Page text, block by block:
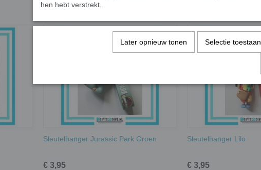
Sleutelhanger Jurassic Park Groen
€ 3,95
Sleutelhanger Lilo
€ 3,95
hen hebt verstrekt.
Later opnieuw tonen Selectie toestaan